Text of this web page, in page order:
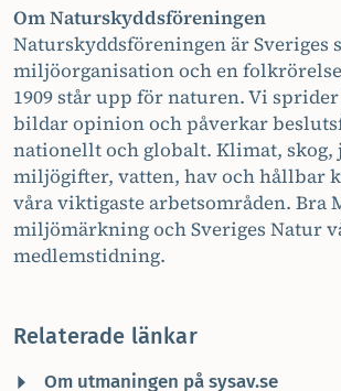
Om Naturskyddsföreningen
Naturskyddsföreningen är Sveriges
miljöorganisation och en
1909 står upp för naturen. Vi
bildar opinion och påverkar
nationellt och globalt. Klimat,
miljögifter, vatten, hav och hållbar
våra viktigaste arbetsområden. Bra
miljömärkning och Sveriges Natur
medlemstidning.
Relaterade länkar
Om utmaningen på sysav.se